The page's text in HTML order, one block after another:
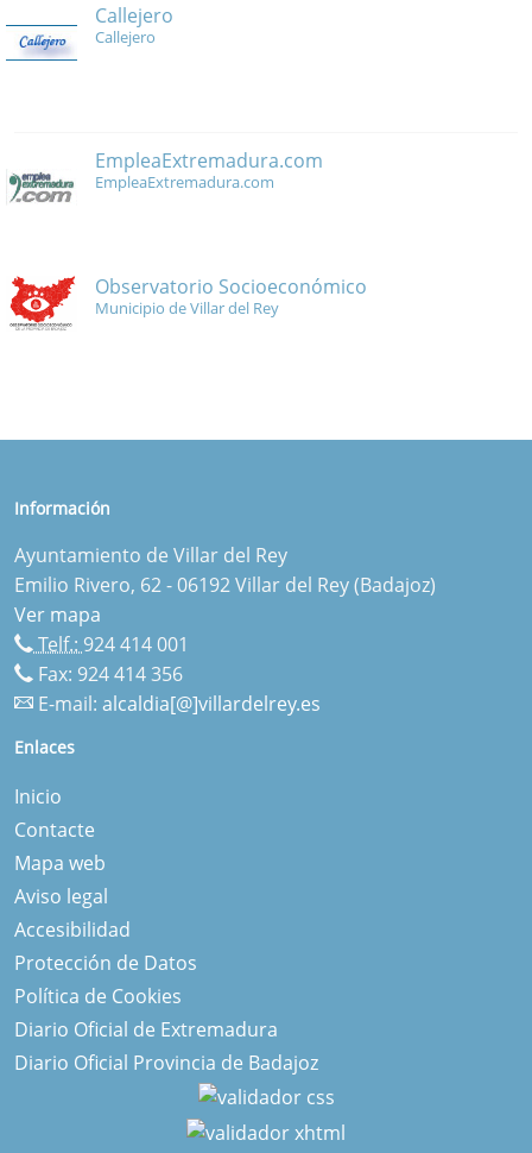
Callejero
Callejero
EmpleaExtremadura.com
EmpleaExtremadura.com
Observatorio Socioeconómico
Municipio de Villar del Rey
Información
Ayuntamiento de Villar del Rey
Emilio Rivero, 62 - 06192 Villar del Rey (Badajoz)
Ver mapa
Telf.: 924 414 001
Fax: 924 414 356
E-mail: alcaldia[@]villardelrey.es
Enlaces
Inicio
Contacte
Mapa web
Aviso legal
Accesibilidad
Protección de Datos
Política de Cookies
Diario Oficial de Extremadura
Diario Oficial Provincia de Badajoz